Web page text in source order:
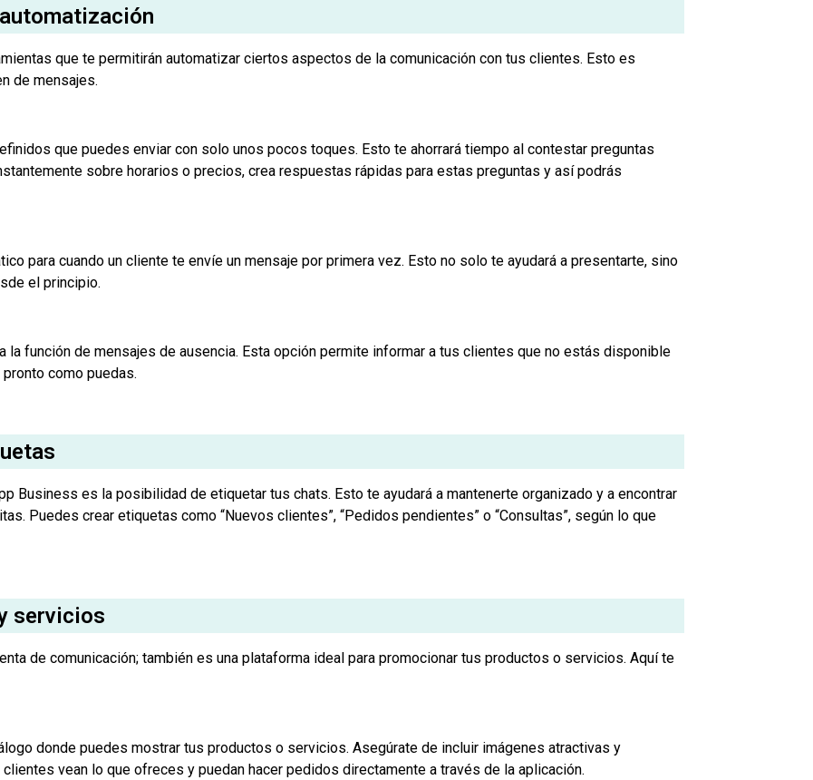
que te permitirán automatizar ciertos aspectos de la comunicación con tus clientes. Esto es
de mensajes.
que puedes enviar con solo unos pocos toques. Esto te ahorrará tiempo al contestar preguntas
sobre horarios o precios, crea respuestas rápidas para estas preguntas y así podrás
para cuando un cliente te envíe un mensaje por primera vez. Esto no solo te ayudará a presentarte, sino
el principio.
la función de mensajes de ausencia. Esta opción permite informar a tus clientes que no estás disponible
como puedas.
Business es la posibilidad de etiquetar tus chats. Esto te ayudará a mantenerte organizado y a encontrar
Puedes crear etiquetas como “Nuevos clientes”, “Pedidos pendientes” o “Consultas”, según lo que
servicios
de comunicación; también es una plataforma ideal para promocionar tus productos o servicios. Aquí te
donde puedes mostrar tus productos o servicios. Asegúrate de incluir imágenes atractivas y
vean lo que ofreces y puedan hacer pedidos directamente a través de la aplicación.